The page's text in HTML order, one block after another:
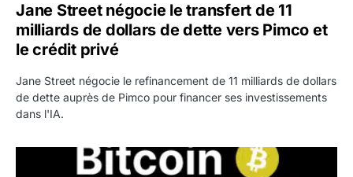
Jane Street négocie le transfert de 11
milliards de dollars de dette vers Pimco et
le crédit privé
Jane Street négocie le refinancement de 11 milliards de dollars
de dette auprès de Pimco pour financer ses investissements
dans l'IA.
Bitcoin stagne à 64 000 dollars pendant que les